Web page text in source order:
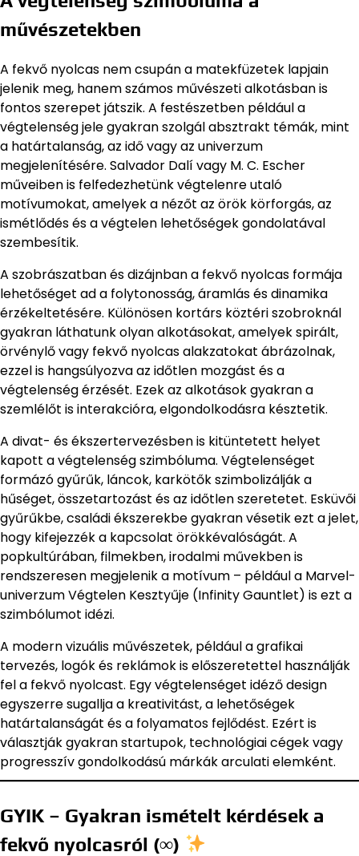
művészetekben
A fekvő nyolcas nem csupán a matekfüzetek lapjain
jelenik meg, hanem számos művészeti alkotásban is
fontos szerepet játszik. A festészetben például a
végtelenség jele gyakran szolgál absztrakt témák, mint
a határtalanság, az idő vagy az univerzum
megjelenítésére. Salvador Dalí vagy M. C. Escher
műveiben is felfedezhetünk végtelenre utaló
motívumokat, amelyek a nézőt az örök körforgás, az
ismétlődés és a végtelen lehetőségek gondolatával
szembesítik.
A szobrászatban és dizájnban a fekvő nyolcas formája
lehetőséget ad a folytonosság, áramlás és dinamika
érzékeltetésére. Különösen kortárs köztéri szobroknál
gyakran láthatunk olyan alkotásokat, amelyek spirált,
örvénylő vagy fekvő nyolcas alakzatokat ábrázolnak,
ezzel is hangsúlyozva az időtlen mozgást és a
végtelenség érzését. Ezek az alkotások gyakran a
szemlélőt is interakcióra, elgondolkodásra késztetik.
A divat- és ékszertervezésben is kitüntetett helyet
kapott a végtelenség szimbóluma. Végtelenséget
formázó gyűrűk, láncok, karkötők szimbolizálják a
hűséget, összetartozást és az időtlen szeretetet. Esküvői
gyűrűkbe, családi ékszerekbe gyakran vésetik ezt a jelet,
hogy kifejezzék a kapcsolat örökkévalóságát. A
popkultúrában, filmekben, irodalmi művekben is
rendszeresen megjelenik a motívum – például a Marvel-
univerzum Végtelen Kesztyűje (Infinity Gauntlet) is ezt a
szimbólumot idézi.
A modern vizuális művészetek, például a grafikai
tervezés, logók és reklámok is előszeretettel használják
fel a fekvő nyolcast. Egy végtelenséget idéző design
egyszerre sugallja a kreativitást, a lehetőségek
határtalanságát és a folyamatos fejlődést. Ezért is
választják gyakran startupok, technológiai cégek vagy
progresszív gondolkodású márkák arculati elemként.
GYIK – Gyakran ismételt kérdések a
fekvő nyolcasról (∞)